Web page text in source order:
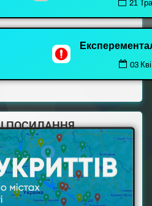
21
03
ПОСИЛАННЯ